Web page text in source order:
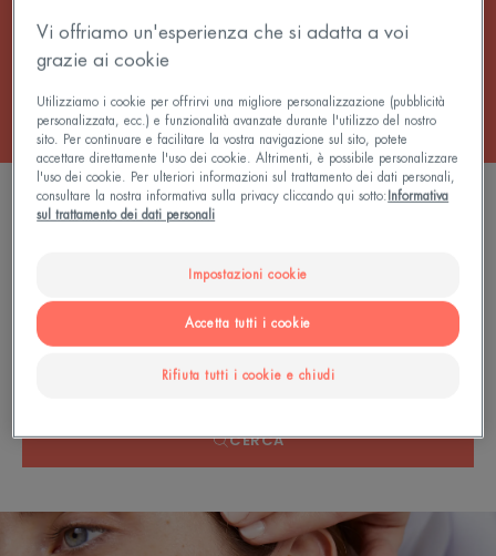
0 risultato "Balsami contro la sensazione di
prurito"
Cerca per problematica, gamma o tipo di prodotto
CERCA
Vi offriamo un'esperienza che si adatta a voi
grazie ai cookie
Utilizziamo i cookie per offrirvi una migliore personalizzazione (pubblicità
personalizzata, ecc.) e funzionalità avanzate durante l'utilizzo del nostro
sito. Per continuare e facilitare la vostra navigazione sul sito, potete
accettare direttamente l'uso dei cookie. Altrimenti, è possibile personalizzare
l'uso dei cookie. Per ulteriori informazioni sul trattamento dei dati personali,
consultare la nostra informativa sulla privacy cliccando qui sotto: Informativa
sul trattamento dei dati personali
Impostazioni cookie
Rifiuta tutti i cookie e chiudi
Accetta tutti i cookie